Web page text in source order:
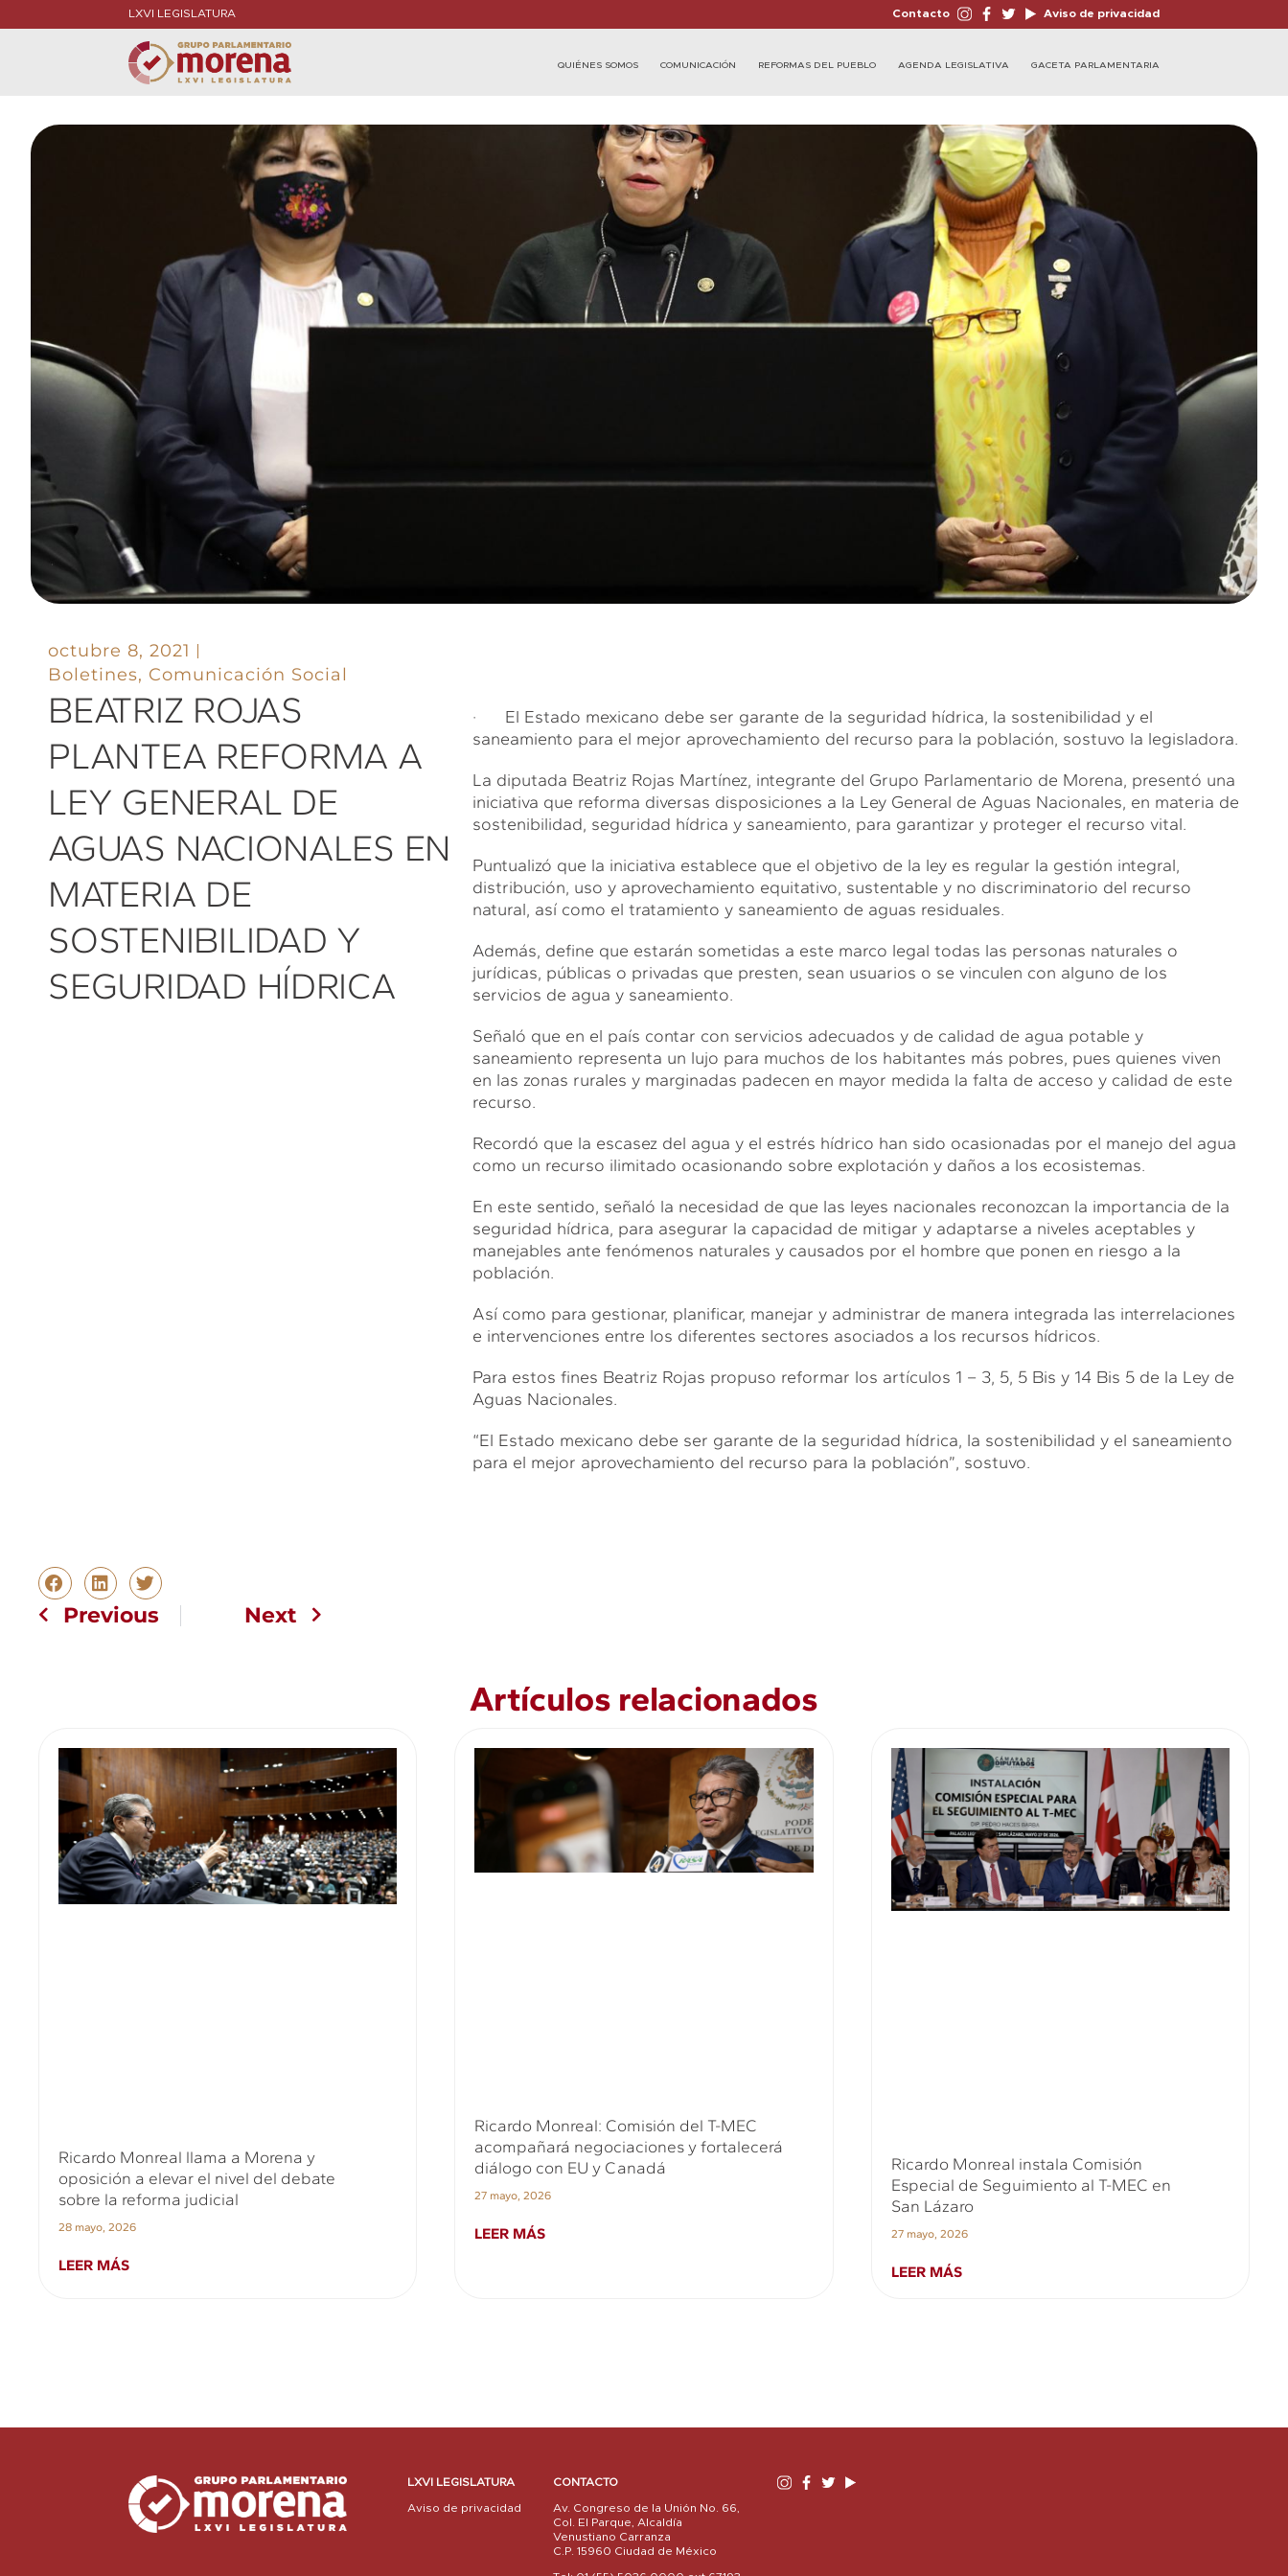
LXVI LEGISLATURA Contacto Aviso de privacidad
QUIÉNES SOMOS COMUNICACIÓN REFORMAS DEL PUEBLO AGENDA LEGISLATIVA GACETA PARLAMENTARIA
octubre 8, 2021
Boletines, Comunicación Social
BEATRIZ ROJAS
PLANTEA REFORMA A
LEY GENERAL DE
AGUAS NACIONALES EN
MATERIA DE
SOSTENIBILIDAD Y
SEGURIDAD HÍDRICA
· El Estado mexicano debe ser garante de la seguridad hídrica, la sostenibilidad y el
saneamiento para el mejor aprovechamiento del recurso para la población, sostuvo la legisladora.
La diputada Beatriz Rojas Martínez, integrante del Grupo Parlamentario de Morena, presentó una
iniciativa que reforma diversas disposiciones a la Ley General de Aguas Nacionales, en materia de
sostenibilidad, seguridad hídrica y saneamiento, para garantizar y proteger el recurso vital.
Puntualizó que la iniciativa establece que el objetivo de la ley es regular la gestión integral,
distribución, uso y aprovechamiento equitativo, sustentable y no discriminatorio del recurso
natural, así como el tratamiento y saneamiento de aguas residuales.
Además, define que estarán sometidas a este marco legal todas las personas naturales o
jurídicas, públicas o privadas que presten, sean usuarios o se vinculen con alguno de los
servicios de agua y saneamiento.
Señaló que en el país contar con servicios adecuados y de calidad de agua potable y
saneamiento representa un lujo para muchos de los habitantes más pobres, pues quienes viven
en las zonas rurales y marginadas padecen en mayor medida la falta de acceso y calidad de este
recurso.
Recordó que la escasez del agua y el estrés hídrico han sido ocasionadas por el manejo del agua
como un recurso ilimitado ocasionando sobre explotación y daños a los ecosistemas.
En este sentido, señaló la necesidad de que las leyes nacionales reconozcan la importancia de la
seguridad hídrica, para asegurar la capacidad de mitigar y adaptarse a niveles aceptables y
manejables ante fenómenos naturales y causados por el hombre que ponen en riesgo a la
población.
Así como para gestionar, planificar, manejar y administrar de manera integrada las interrelaciones
e intervenciones entre los diferentes sectores asociados a los recursos hídricos.
Para estos fines Beatriz Rojas propuso reformar los artículos 1 – 3, 5, 5 Bis y 14 Bis 5 de la Ley de
Aguas Nacionales.
“El Estado mexicano debe ser garante de la seguridad hídrica, la sostenibilidad y el saneamiento
para el mejor aprovechamiento del recurso para la población”, sostuvo.
Previous Next
Artículos relacionados
Ricardo Monreal llama a Morena y
oposición a elevar el nivel del debate
sobre la reforma judicial
28 mayo, 2026
LEER MÁS
Ricardo Monreal: Comisión del T-MEC
acompañará negociaciones y fortalecerá
diálogo con EU y Canadá
27 mayo, 2026
LEER MÁS
Ricardo Monreal instala Comisión
Especial de Seguimiento al T-MEC en
San Lázaro
27 mayo, 2026
LEER MÁS
LXVI LEGISLATURA
Aviso de privacidad
CONTACTO
Av. Congreso de la Unión No. 66,
Col. El Parque, Alcaldía
Venustiano Carranza
C.P. 15960 Ciudad de México